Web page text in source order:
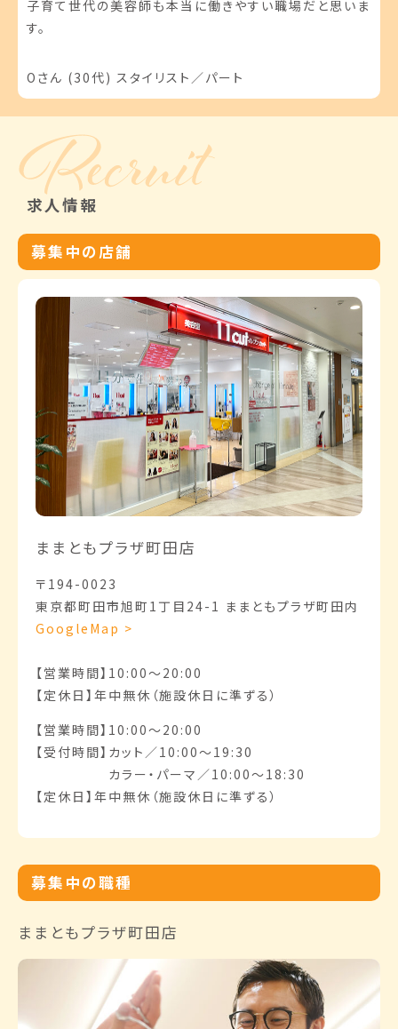
子育て世代の美容師も本当に働きやすい職場だと思いま
す。
Oさん (30代) スタイリスト／パート
求人情報
募集中の店舗
ままともプラザ町田店
〒194-0023
東京都町田市旭町1丁目24-1 ままともプラザ町田内
GoogleMap >
【営業時間】10:00～20:00
【定休日】年中無休（施設休日に準ずる）
【営業時間】10:00～20:00
【受付時間】カット／10:00～19:30
カラー・パーマ／10:00～18:30
【定休日】年中無休（施設休日に準ずる）
募集中の職種
ままともプラザ町田店